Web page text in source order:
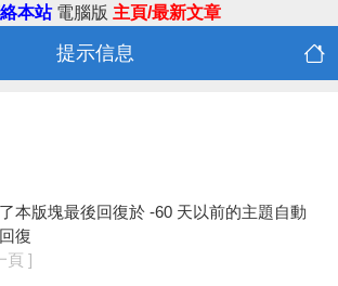
本站 電腦版 主頁/最新文章
提示信息
本版塊最後回復於 -60 天以前的主題自動
復
頁 ]